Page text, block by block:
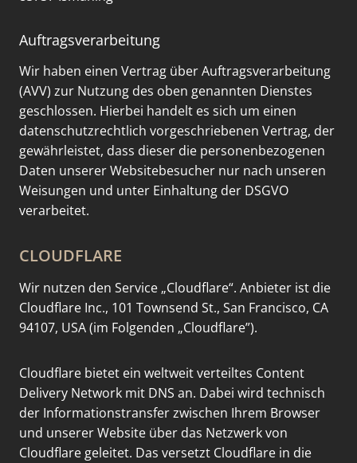
Auftragsverarbeitung
Wir haben einen Vertrag über Auftragsverarbeitung
(AVV) zur Nutzung des oben genannten Dienstes
geschlossen. Hierbei handelt es sich um einen
datenschutzrechtlich vorgeschriebenen Vertrag, der
gewährleistet, dass dieser die personenbezogenen
Daten unserer Websitebesucher nur nach unseren
Weisungen und unter Einhaltung der DSGVO
verarbeitet.
CLOUDFLARE
Wir nutzen den Service „Cloudflare“. Anbieter ist die
Cloudflare Inc., 101 Townsend St., San Francisco, CA
94107, USA (im Folgenden „Cloudflare”).
Cloudflare bietet ein weltweit verteiltes Content
Delivery Network mit DNS an. Dabei wird technisch
der Informationstransfer zwischen Ihrem Browser
und unserer Website über das Netzwerk von
Cloudflare geleitet. Das versetzt Cloudflare in die